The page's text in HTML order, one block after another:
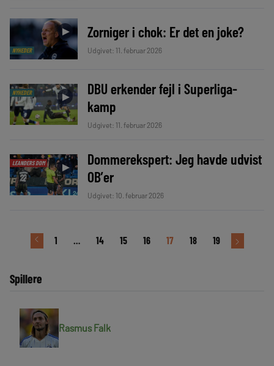
NYHEDER
► Zorniger i chok: Er det en joke?
Udgivet: 11. februar 2026
NYHEDER ►
DBU erkender fejl i Superliga-
kamp
Udgivet: 11. februar 2026
LEANDERS DOM ►
Dommerekspert: Jeg havde udvist
OB’er
Udgivet: 10. februar 2026
1 … 14 15 16 17 18 19
Spillere
Rasmus Falk